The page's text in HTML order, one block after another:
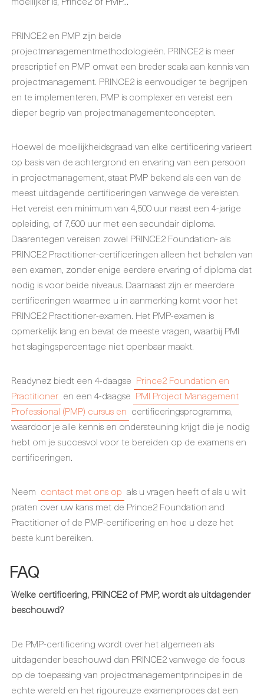
PRINCE2 en PMP zijn beide
projectmanagementmethodologieën. PRINCE2 is meer
prescriptief en PMP omvat een breder scala aan kennis van
projectmanagement. PRINCE2 is eenvoudiger te begrijpen
en te implementeren. PMP is complexer en vereist een
dieper begrip van projectmanagementconcepten.
Hoewel de moeilijkheidsgraad van elke certificering varieert
op basis van de achtergrond en ervaring van een persoon
in projectmanagement, staat PMP bekend als een van de
meest uitdagende certificeringen vanwege de vereisten.
Het vereist een minimum van 4,500 uur naast een 4-jarige
opleiding, of 7,500 uur met een secundair diploma.
Daarentegen vereisen zowel PRINCE2 Foundation- als
PRINCE2 Practitioner-certificeringen alleen het behalen van
een examen, zonder enige eerdere ervaring of diploma dat
nodig is voor beide niveaus. Daarnaast zijn er meerdere
certificeringen waarmee u in aanmerking komt voor het
PRINCE2 Practitioner-examen. Het PMP-examen is
opmerkelijk lang en bevat de meeste vragen, waarbij PMI
het slagingspercentage niet openbaar maakt.
Readynez biedt een 4-daagse Prince2 Foundation en
Practitioner en een 4-daagse PMI Project Management
Professional (PMP) cursus en certificeringsprogramma,
waardoor je alle kennis en ondersteuning krijgt die je nodig
hebt om je succesvol voor te bereiden op de examens en
certificeringen.
Neem contact met ons op als u vragen heeft of als u wilt
praten over uw kans met de Prince2 Foundation and
Practitioner of de PMP-certificering en hoe u deze het
beste kunt bereiken.
FAQ
Welke certificering, PRINCE2 of PMP, wordt als uitdagender
beschouwd?
De PMP-certificering wordt over het algemeen als
uitdagender beschouwd dan PRINCE2 vanwege de focus
op de toepassing van projectmanagementprincipes in de
echte wereld en het rigoureuze examenproces dat een